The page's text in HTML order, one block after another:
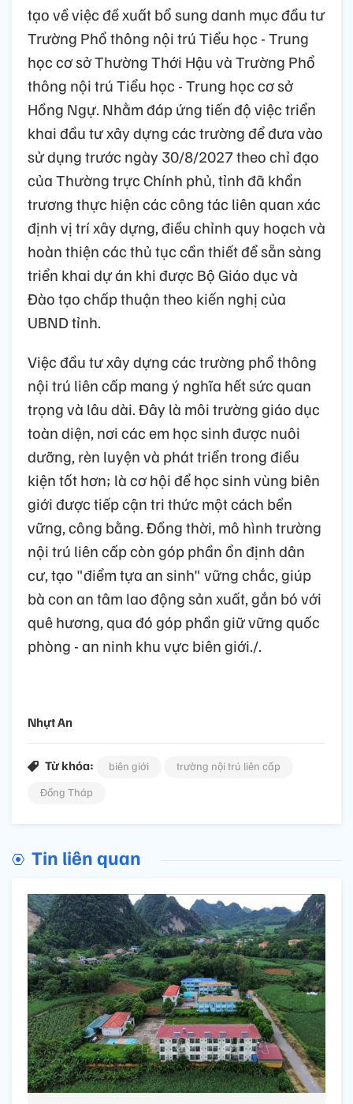
tạo về việc đề xuất bổ sung danh mục đầu tư
Trường Phổ thông nội trú Tiểu học - Trung
học cơ sở Thường Thới Hậu và Trường Phổ
thông nội trú Tiểu học - Trung học cơ sở
Hồng Ngự. Nhằm đáp ứng tiến độ việc triển
khai đầu tư xây dựng các trường để đưa vào
sử dụng trước ngày 30/8/2027 theo chỉ đạo
của Thường trực Chính phủ, tỉnh đã khẩn
trương thực hiện các công tác liên quan xác
định vị trí xây dựng, điều chỉnh quy hoạch và
hoàn thiện các thủ tục cần thiết để sẵn sàng
triển khai dự án khi được Bộ Giáo dục và
Đào tạo chấp thuận theo kiến nghị của
UBND tỉnh.
Việc đầu tư xây dựng các trường phổ thông
nội trú liên cấp mang ý nghĩa hết sức quan
trọng và lâu dài. Đây là môi trường giáo dục
toàn diện, nơi các em học sinh được nuôi
dưỡng, rèn luyện và phát triển trong điều
kiện tốt hơn; là cơ hội để học sinh vùng biên
giới được tiếp cận tri thức một cách bền
vững, công bằng. Đồng thời, mô hình trường
nội trú liên cấp còn góp phần ổn định dân
cư, tạo "điểm tựa an sinh" vững chắc, giúp
bà con an tâm lao động sản xuất, gắn bó với
quê hương, qua đó góp phần giữ vững quốc
phòng - an ninh khu vực biên giới./.
Nhựt An
Từ khóa: biên giới
trường nội trú liên cấp
Đồng Tháp
Tin liên quan